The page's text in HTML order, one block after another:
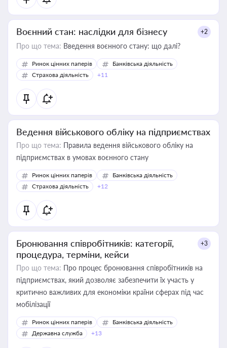
Воєнний стан: наслідки для бізнесу +2
Про що тема: Введення воєнного стану: що далі?
Ринок цінних паперів
Банківська діяльність
Страхова діяльність
+11
Ведення військового обліку на підприємствах
Про що тема: Правила ведення військового обліку на
підприємствах в умовах воєнного стану
Ринок цінних паперів
Банківська діяльність
Страхова діяльність
+12
Бронювання співробітників: категорії,
процедура, терміни, кейси
+3
Про що тема: Про процес бронювання співробітників на
підприємствах, який дозволяє забезпечити їх участь у
критично важливих для економіки країни сферах під час
мобілізації
Ринок цінних паперів
Банківська діяльність
Державна служба
+13